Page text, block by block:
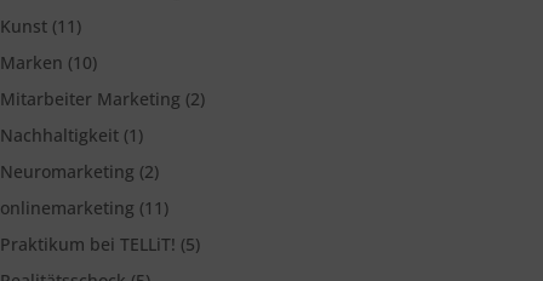
Kunst (11)
Marken (10)
Mitarbeiter Marketing (2)
Nachhaltigkeit (1)
Neuromarketing (2)
onlinemarketing (11)
Praktikum bei TELLiT! (5)